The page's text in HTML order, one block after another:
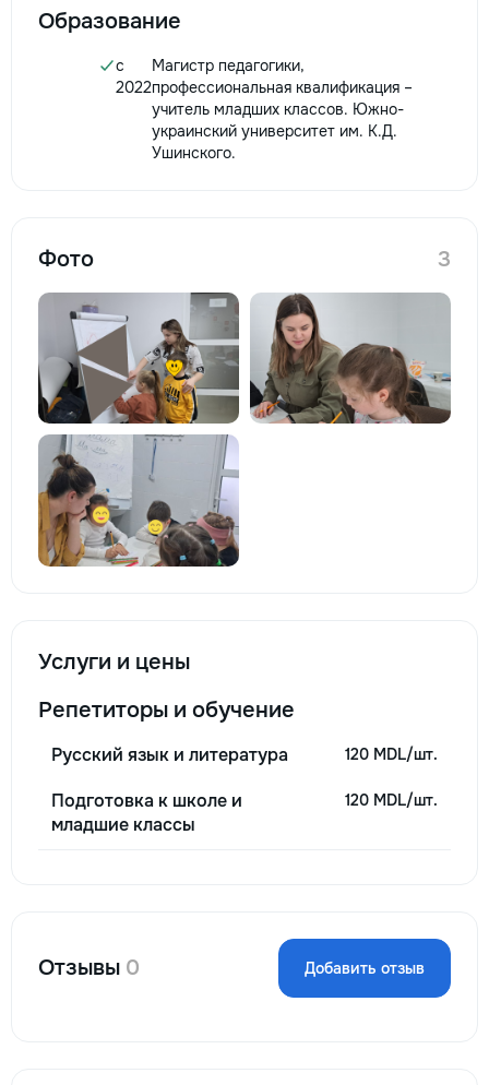
Образование
c
2022
Магистр педагогики,
профессиональная квалификация –
учитель младших классов. Южно-
украинский университет им. К.Д.
Ушинского.
Фото 3
Услуги и цены
Репетиторы и обучение
Русский язык и литература 120 MDL/шт.
Подготовка к школе и
младшие классы
120 MDL/шт.
Отзывы 0 Добавить отзыв